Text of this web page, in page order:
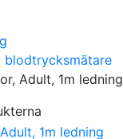
blodtrycksmätare
Adult, 1m ledning